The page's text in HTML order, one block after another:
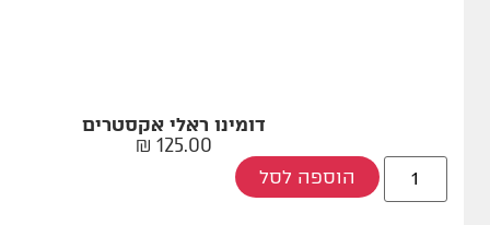
דומינו ראלי אקסטרים
125.00
₪
הוספה לסל